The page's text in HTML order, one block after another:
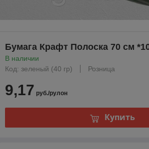
Бумага Крафт Полоска 70 см
В наличии
Код: зеленый (40 гр)
Розница
9,17 руб./рулон
Купить